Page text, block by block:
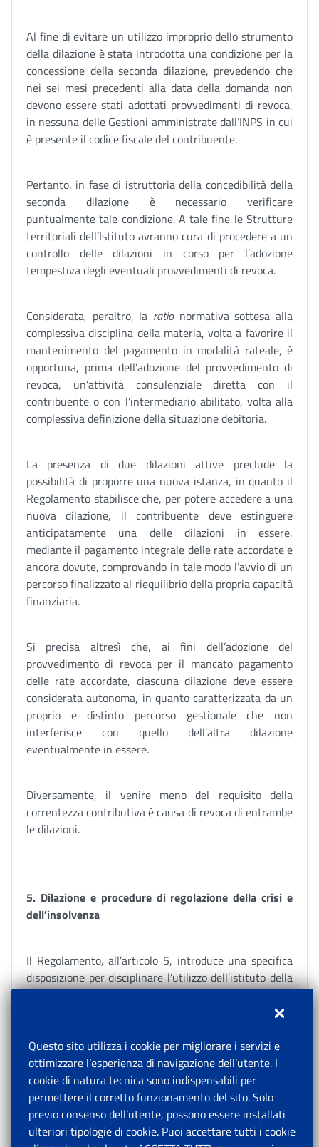
Al fine di evitare un utilizzo improprio dello strumento
della dilazione è stata introdotta una condizione per la
concessione della seconda dilazione, prevedendo che
nei sei mesi precedenti alla data della domanda non
devono essere stati adottati provvedimenti di revoca,
in nessuna delle Gestioni amministrate dall’INPS in cui
è presente il codice fiscale del contribuente.
Pertanto, in fase di istruttoria della concedibilità della
seconda dilazione è necessario verificare
puntualmente tale condizione. A tale fine le Strutture
territoriali dell’Istituto avranno cura di procedere a un
controllo delle dilazioni in corso per l’adozione
tempestiva degli eventuali provvedimenti di revoca.
Considerata, peraltro, la rationormativa sottesa alla
complessiva disciplina della materia, volta a favorire il
mantenimento del pagamento in modalità rateale, è
opportuna, prima dell’adozione del provvedimento di
revoca, un’attività consulenziale diretta con il
contribuente o con l’intermediario abilitato, volta alla
complessiva definizione della situazione debitoria.
La presenza di due dilazioni attive preclude la
possibilità di proporre una nuova istanza, in quanto il
Regolamento stabilisce che, per potere accedere a una
nuova dilazione, il contribuente deve estinguere
anticipatamente una delle dilazioni in essere,
mediante il pagamento integrale delle rate accordate e
ancora dovute, comprovando in tale modo l’avvio di un
percorso finalizzato al riequilibrio della propria capacità
finanziaria.
Si precisa altresì che, ai fini dell’adozione del
provvedimento di revoca per il mancato pagamento
delle rate accordate, ciascuna dilazione deve essere
considerata autonoma, in quanto caratterizzata da un
proprio e distinto percorso gestionale che non
interferisce con quello dell’altra dilazione
eventualmente in essere.
Diversamente, il venire meno del requisito della
correntezza contributiva è causa di revoca di entrambe
le dilazioni.
5. Dilazione e procedure di regolazione della crisi e
dell’insolvenza
Il Regolamento, all’articolo 5, introduce una specifica
disposizione per disciplinare l’utilizzo dell’istituto della
dilazione nel caso in cui il contribuente abbia fatto
ricorso a uno degli strumenti di regolazione della crisi e
In particolare, per consentire l’accesso delle imprese in
difficoltà a un quadro di risanamento e permettere di
individuare il percorso maggiormente satisfattivo per i
creditori, nel Regolamento è stato espressamente
previsto che l’accesso a una procedura di regolazione
Questo sito utilizza i cookie per migliorare i servizi e
ottimizzare l’esperienza di navigazione dell’utente. I
cookie di natura tecnica sono indispensabili per
permettere il corretto funzionamento del sito. Solo
previo consenso dell’utente, possono essere installati
ulteriori tipologie di cookie. Puoi accettare tutti i cookie